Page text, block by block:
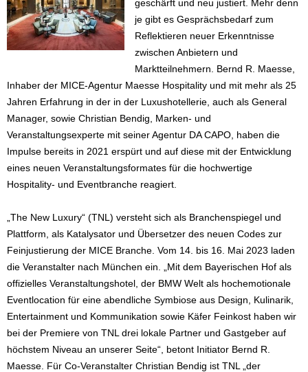
geschärft und neu justiert. Mehr denn
je gibt es Gesprächsbedarf zum
Reflektieren neuer Erkenntnisse
zwischen Anbietern und
Marktteilnehmern. Bernd R. Maesse,
Inhaber der MICE-Agentur Maesse Hospitality und mit mehr als 25
Jahren Erfahrung in der in der Luxushotellerie, auch als General
Manager, sowie Christian Bendig, Marken- und
Veranstaltungsexperte mit seiner Agentur DA CAPO, haben die
Impulse bereits in 2021 erspürt und auf diese mit der Entwicklung
eines neuen Veranstaltungsformates für die hochwertige
Hospitality- und Eventbranche reagiert.
„The New Luxury“ (TNL) versteht sich als Branchenspiegel und
Plattform, als Katalysator und Übersetzer des neuen Codes zur
Feinjustierung der MICE Branche. Vom 14. bis 16. Mai 2023 laden
die Veranstalter nach München ein. „Mit dem Bayerischen Hof als
offizielles Veranstaltungshotel, der BMW Welt als hochemotionale
Eventlocation für eine abendliche Symbiose aus Design, Kulinarik,
Entertainment und Kommunikation sowie Käfer Feinkost haben wir
bei der Premiere von TNL drei lokale Partner und Gastgeber auf
höchstem Niveau an unserer Seite“, betont Initiator Bernd R.
Maesse. Für Co-Veranstalter Christian Bendig ist TNL „der